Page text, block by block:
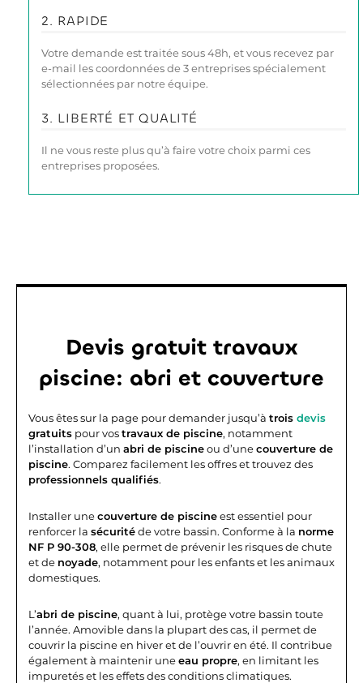
2. RAPIDE
Votre demande est traitée sous 48h, et vous recevez par
e-mail les coordonnées de 3 entreprises spécialement
sélectionnées par notre équipe.
3. LIBERTÉ ET QUALITÉ
Il ne vous reste plus qu’à faire votre choix parmi ces
entreprises proposées.
Devis gratuit travaux
piscine: abri et couverture
Vous êtes sur la page pour demander jusqu’à trois devis
gratuits pour vostravaux de piscine, notamment
l’installation d’un abri de piscineou d’unecouverture de
piscine. Comparez facilement les offres et trouvez des
professionnels qualifiés.
Installer unecouverture de piscineest essentiel pour
renforcer la sécuritéde votre bassin. Conforme à la norme
NF P 90-308, elle permet de prévenir les risques de chute
et de noyade, notamment pour les enfants et les animaux
domestiques.
L’abri de piscine, quant à lui, protège votre bassin toute
l’année. Amovible dans la plupart des cas, il permet de
couvrir la piscine en hiver et de l’ouvrir en été. Il contribue
également à maintenir uneeau propre, en limitant les
impuretés et les effets des conditions climatiques.